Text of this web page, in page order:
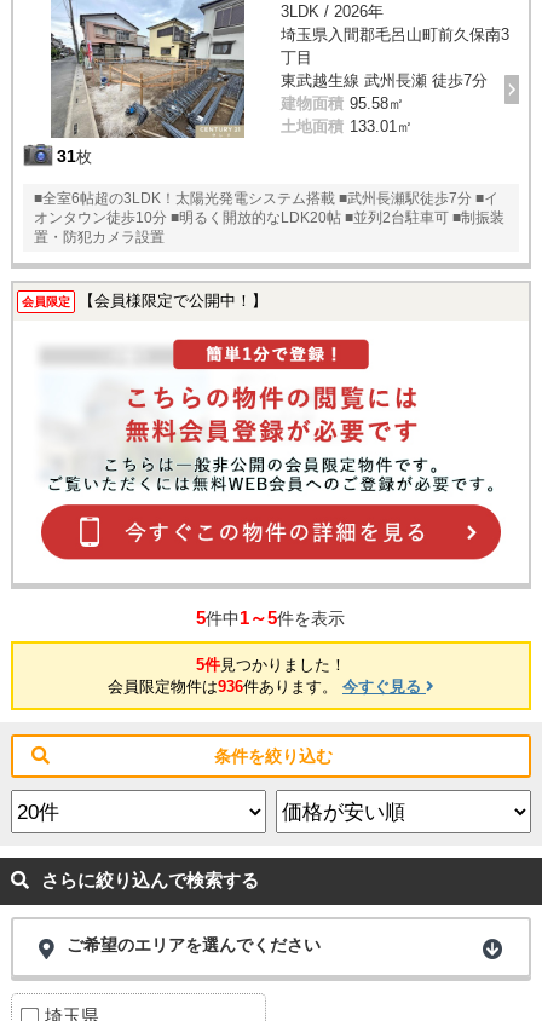
31枚
3LDK / 2026年
埼玉県入間郡毛呂山町前久保南3
丁目
東武越生線 武州長瀬 徒歩7分
建物面積 95.58㎡
土地面積 133.01㎡
■全室6帖超の3LDK！太陽光発電システム搭載 ■武州長瀬駅徒歩7分 ■イ
オンタウン徒歩10分 ■明るく開放的なLDK20帖 ■並列2台駐車可 ■制振装
置・防犯カメラ設置
会員限定 【会員様限定で公開中！】
5件中1～5件を表示
5件見つかりました！
会員限定物件は936件あります。 今すぐ見る
条件を絞り込む
さらに絞り込んで検索する
ご希望のエリアを選んでください
埼玉県